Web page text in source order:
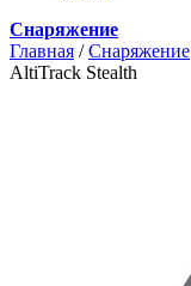
Снаряжение
Главная / Снаряжение
AltiTrack Stealth